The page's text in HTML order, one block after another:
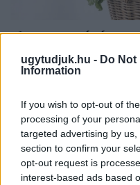
ugytudjuk.hu - Do Not
Information
If you wish to opt-out of
processing of your
targeted advertising by
section to confirm your
opt-out request is
interest-based ads based
EXTRA: A
A „Zenélő piac” című
zenével.